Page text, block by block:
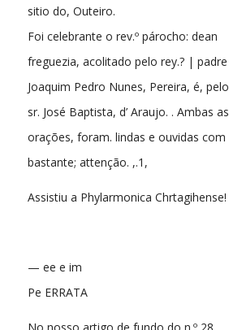
sitio do, Outeiro.
Foi celebrante o rev.º párocho: dean
freguezia, acolitado pelo rey.? | padre
Joaquim Pedro Nunes, Pereira, é, pelo
sr. José Baptista, d’ Araujo. . Ambas as
orações, foram. lindas e ouvidas com
bastante; attenção. ,.1,
Assistiu a Phylarmonica Chrtagihense!
— ee e im
Pe ERRATA